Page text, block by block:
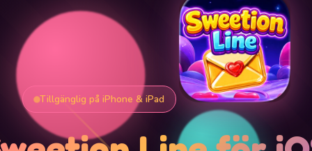
Tillgänglig på iPhone & iPad